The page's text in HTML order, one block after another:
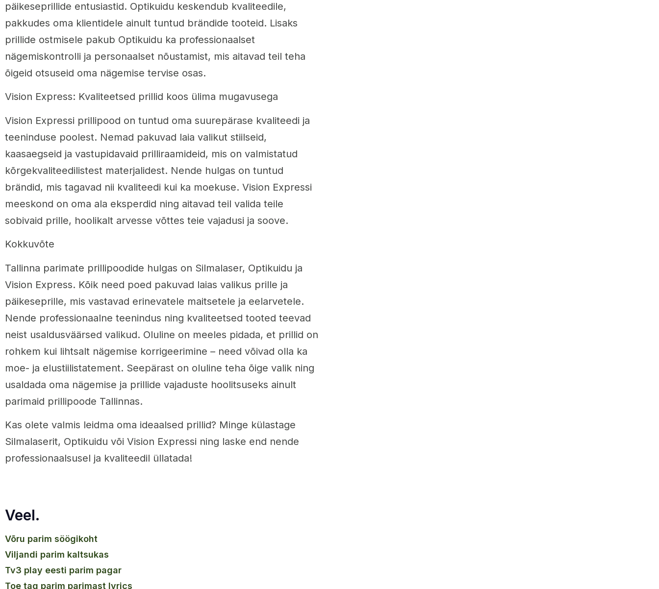
päikeseprillide entusiastid. Optikuidu keskendub kvaliteedile,
pakkudes oma klientidele ainult tuntud brändide tooteid. Lisaks
prillide ostmisele pakub Optikuidu ka professionaalset
nägemiskontrolli ja personaalset nõustamist, mis aitavad teil teha
õigeid otsuseid oma nägemise tervise osas.
Vision Express: Kvaliteetsed prillid koos ülima mugavusega
Vision Expressi prillipood on tuntud oma suurepärase kvaliteedi ja
teeninduse poolest. Nemad pakuvad laia valikut stiilseid,
kaasaegseid ja vastupidavaid prilliraamideid, mis on valmistatud
kõrgekvaliteedilistest materjalidest. Nende hulgas on tuntud
brändid, mis tagavad nii kvaliteedi kui ka moekuse. Vision Expressi
meeskond on oma ala eksperdid ning aitavad teil valida teile
sobivaid prille, hoolikalt arvesse võttes teie vajadusi ja soove.
Kokkuvõte
Tallinna parimate prillipoodide hulgas on Silmalaser, Optikuidu ja
Vision Express. Kõik need poed pakuvad laias valikus prille ja
päikeseprille, mis vastavad erinevatele maitsetele ja eelarvetele.
Nende professionaalne teenindus ning kvaliteetsed tooted teevad
neist usaldusväärsed valikud. Oluline on meeles pidada, et prillid on
rohkem kui lihtsalt nägemise korrigeerimine – need võivad olla ka
moe- ja elustiilistatement. Seepärast on oluline teha õige valik ning
usaldada oma nägemise ja prillide vajaduste hoolitsuseks ainult
parimaid prillipoode Tallinnas.
Kas olete valmis leidma oma ideaalsed prillid? Minge külastage
Silmalaserit, Optikuidu või Vision Expressi ning laske end nende
professionaalsusel ja kvaliteedil üllatada!
Veel.
võru parim söögikoht
viljandi parim kaltsukas
tv3 play eesti parim pagar
toe tag parim parimast lyrics